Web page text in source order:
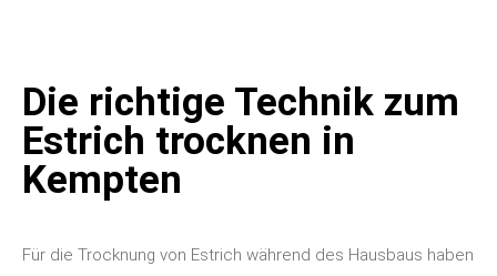
Die richtige Technik zum
Estrich trocknen in
Kempten
Für die Trocknung von Estrich während des Hausbaus haben